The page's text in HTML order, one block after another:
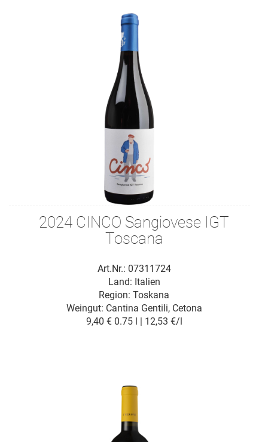
2024 CINCO Sangiovese IGT
Toscana
Art.Nr.: 07311724
Region: Toskana
Land: Italien
Weingut: Cantina Gentili, Cetona
9,40 € 0.75 l | 12,53 €/l